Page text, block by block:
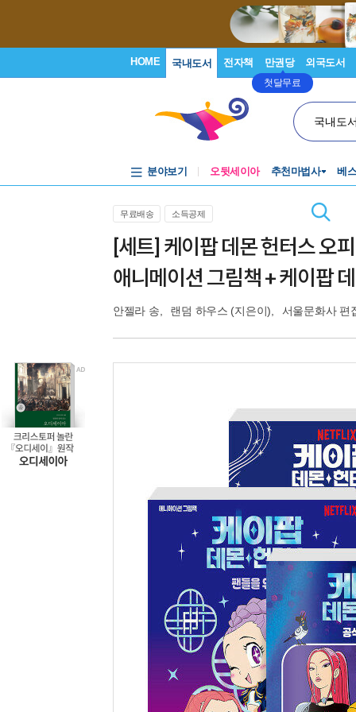
HOME 국내도서 전자책 만권당
첫달무료
외국도서
국내도
분야보기 오뒷세이아 추천마법사 베
무료배송 소득공제
[세트] 케이팝 데몬 헌터스 오
애니메이션 그림책 + 케이팝
안젤라 송 랜덤 하우스 (지은이), 서울문화사 편